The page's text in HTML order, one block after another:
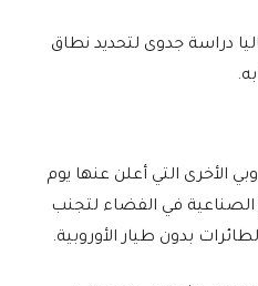
دراسة جدوى لتحديد نطاق
الأخرى التي أعلن عنها يوم
الصناعية في الفضاء لتجنب
بدون طيار الأوروبية.